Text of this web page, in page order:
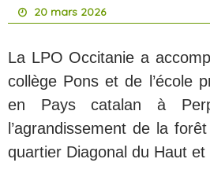
20 mars 2026
La LPO Occitanie a
collège Pons et de l’école
en Pays catalan à
l’agrandissement de la
quartier Diagonal du Haut et